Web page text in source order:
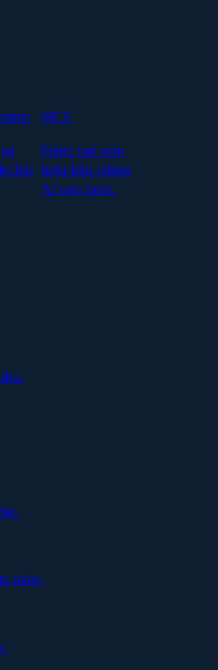
här
MCP
Fråga vad som
helst från vilken
AI som helst.
möte.